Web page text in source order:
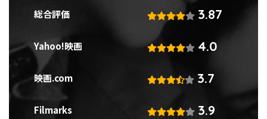
総合評価 3.87
Yahoo!映画 4.0
映画.com 3.7
Filmarks 3.9